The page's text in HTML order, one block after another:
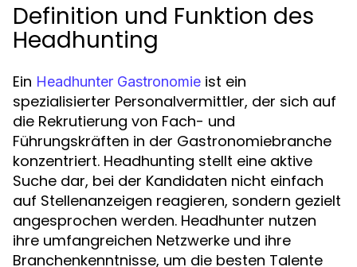
Definition und Funktion des
Headhunting
Ein Headhunter Gastronomie ist ein
spezialisierter Personalvermittler, der sich auf
die Rekrutierung von Fach- und
Führungskräften in der Gastronomiebranche
konzentriert. Headhunting stellt eine aktive
Suche dar, bei der Kandidaten nicht einfach
auf Stellenanzeigen reagieren, sondern gezielt
angesprochen werden. Headhunter nutzen
ihre umfangreichen Netzwerke und ihre
Branchenkenntnisse, um die besten Talente